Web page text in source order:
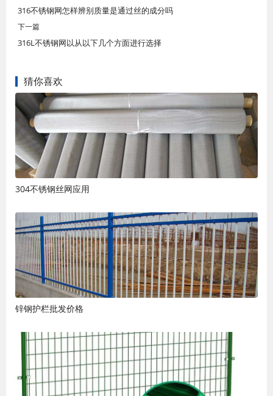
316不锈钢网怎样辨别质量是通过丝的成分吗
下一篇
316L不锈钢网以从以下几个方面进行选择
猜你喜欢
304不锈钢丝网应用
锌钢护栏批发价格